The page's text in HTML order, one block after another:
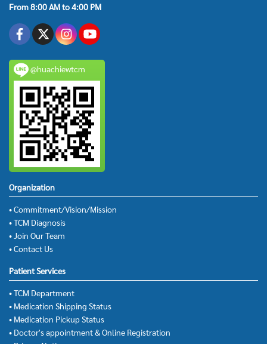
From 8:00 AM to 4:00 PM
@huachiewtcm
Organization
• Commitment/Vision/Mission
• TCM Diagnosis
• Join Our Team
• Contact Us
Patient Services
• TCM Department
• Medication Shipping Status
• Medication Pickup Status
• Doctor's appointment & Online Registration